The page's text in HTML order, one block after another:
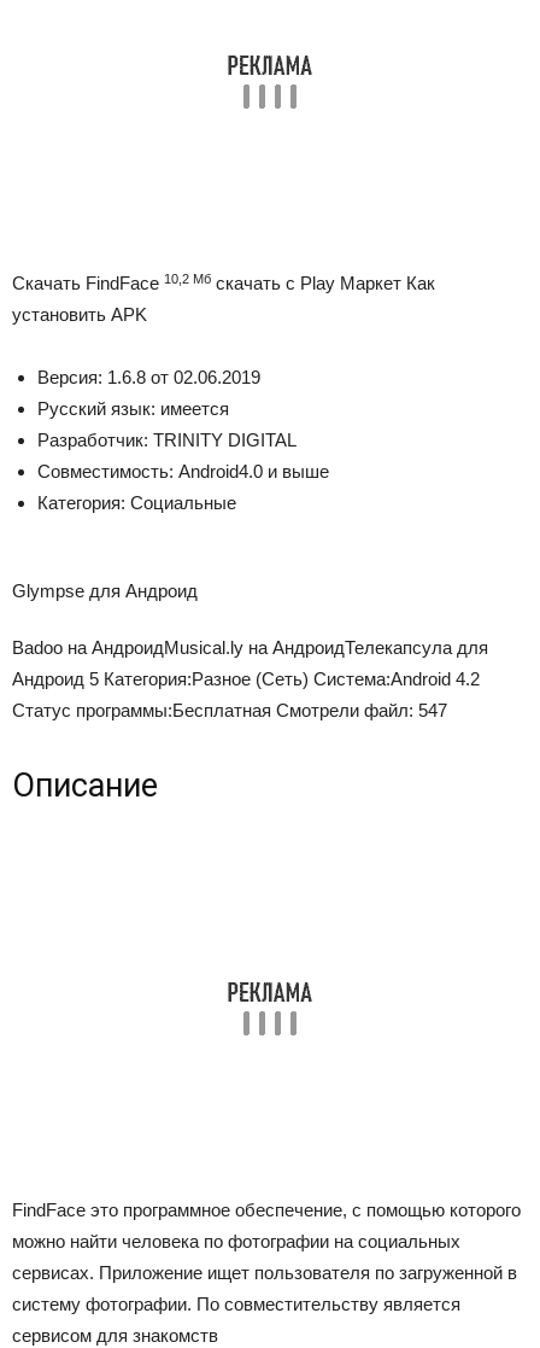
Скачать FindFace 10,2 Мб скачать с Play Маркет Как
установить APK
Версия: 1.6.8 от 02.06.2019
Русский язык: имеется
Разработчик: TRINITY DIGITAL
Совместимость: Android4.0 и выше
Категория: Социальные
Glympse для Андроид
Badoo на АндроидMusical.ly на АндроидТелекапсула для
Андроид 5 Категория:Разное (Сеть) Система:Android 4.2
Статус программы:Бесплатная Смотрели файл: 547
Описание
FindFace это программное обеспечение, с помощью которого
можно найти человека по фотографии на социальных
сервисах. Приложение ищет пользователя по загруженной в
систему фотографии. По совместительству является
сервисом для знакомств